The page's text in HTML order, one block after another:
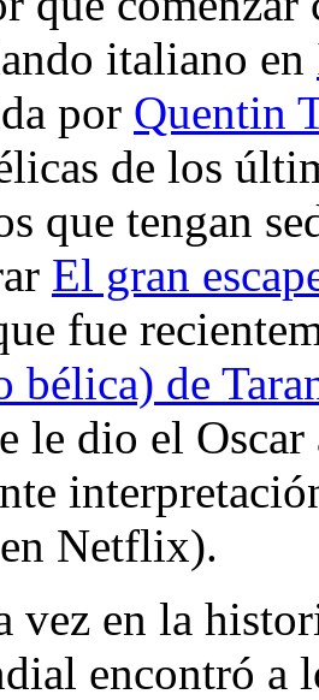
italiano en
por Quentin
de los
que tengan
El gran
fue
bélica) de
le dio el
Netflix).
vez en la
encontró a